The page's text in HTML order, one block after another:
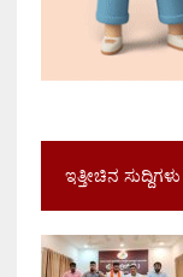
ಇತ್ತೀಚಿನ ಸುದ್ದಿಗಳು